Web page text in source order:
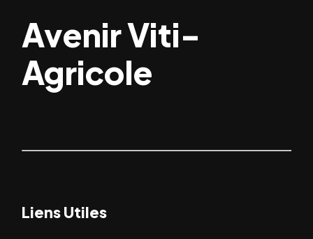
Avenir Viti-
Agricole
Liens Utiles